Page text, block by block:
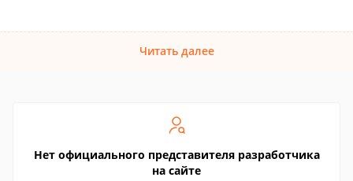
Читать далее
Нет официального представителя разработчика
на сайте